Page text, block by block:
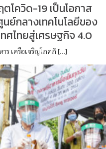
โควิด-19 เป็นโอกาส
นย์กลางเทคโนโลยีของ
ศไทยสู่เศรษฐกิจ 4.0
ร เครือเจริญโภคภั […]